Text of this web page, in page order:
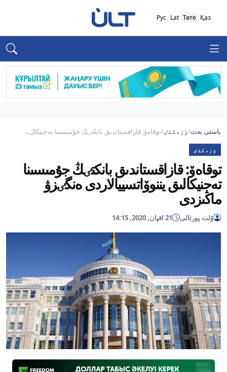
Қаз
Төте
Lat
Рус
باستى بەت/ٶزەكتٸ/توقاەۆ: قازاقستاندىق بانكتٸڭ جۇمىسىنا تەحنيكال...
ٶزەكتٸ
توقاەۆ: قازاقستاندىق بانكتٸڭ جۇمىسىنا
تەحنيكالىق يننوۆاتسييالاردى ەنگٸزۋ
ماڭىزدى
ۇلت پورتالى 21 اقپان, 2020, 14:15